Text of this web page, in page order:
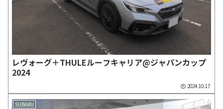
レヴォーグ＋THULEルーフキャリア@ジャパンカップ
2024
2024.10.17
SUBARU